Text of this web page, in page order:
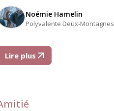
Noémie Hamelin
Polyvalente Deux-Montagnes
Lire plus